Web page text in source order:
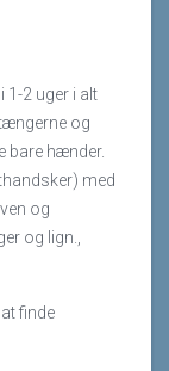
1-2 uger i alt
og
bare hænder.
med
og
og lign.,
finde